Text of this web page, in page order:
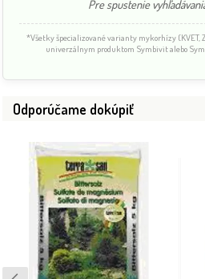
Pre spustenie
*Všetky špecializované varianty mykorhízy (KVET,
univerzálnym produktom Symbivit alebo
Odporúčame dokúpiť